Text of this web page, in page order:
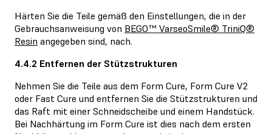
Härten Sie die Teile gemäß den Einstellungen, die in der
Gebrauchsanweisung von BEGO™ VarseoSmile® TriniQ®
Resin angegeben sind, nach.
4.4.2 Entfernen der Stützstrukturen
Nehmen Sie die Teile aus dem Form Cure, Form Cure V2
oder Fast Cure und entfernen Sie die Stützstrukturen und
das Raft mit einer Schneidscheibe und einem Handstück.
Bei Nachhärtung im Form Cure ist dies nach dem ersten